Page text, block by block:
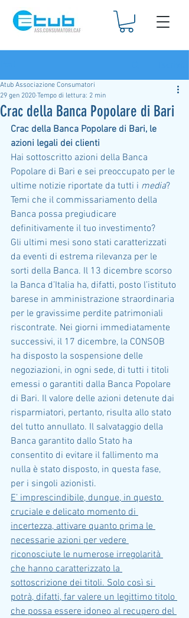
Crac della Banca Popolare di Bari
Atub Associazione Consumatori
29 gen 2020 Tempo di lettura: 2 min
Crac della Banca Popolare di Bari, le
azioni legali dei clienti
Hai sottoscritto azioni della Banca
Popolare di Bari e sei preoccupato per le
ultime notizie riportate da tutti i media?
Temi che il commissariamento della
Banca possa pregiudicare
definitivamente il tuo investimento?
Gli ultimi mesi sono stati caratterizzati
da eventi di estrema rilevanza per le
sorti della Banca. Il 13 dicembre scorso
la Banca d’Italia ha, difatti, posto l’istituto
barese in amministrazione straordinaria
per le gravissime perdite patrimoniali
riscontrate. Nei giorni immediatamente
successivi, il 17 dicembre, la CONSOB
ha disposto la sospensione delle
negoziazioni, in ogni sede, di tutti i titoli
emessi o garantiti dalla Banca Popolare
di Bari. Il valore delle azioni detenute dai
risparmiatori, pertanto, risulta allo stato
del tutto annullato. Il salvataggio della
Banca garantito dallo Stato ha
consentito di evitare il fallimento ma
nulla è stato disposto, in questa fase,
per i singoli azionisti.
E’ imprescindibile, dunque, in questo
cruciale e delicato momento di
incertezza, attivare quanto prima le
necessarie azioni per vedere
riconosciute le numerose irregolarità
che hanno caratterizzato la
sottoscrizione dei titoli. Solo così si
potrà, difatti, far valere un legittimo titolo
che possa essere idoneo al recupero del